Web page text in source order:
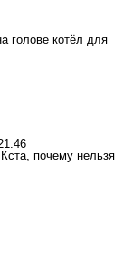
голове котёл для
почему нельзя